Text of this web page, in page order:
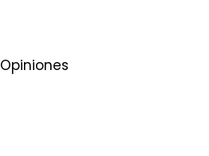
Opiniones